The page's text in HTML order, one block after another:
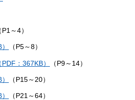
P1～4）
（P5～8）
：367KB） （P9～14）
（P15～20）
（P21～64）